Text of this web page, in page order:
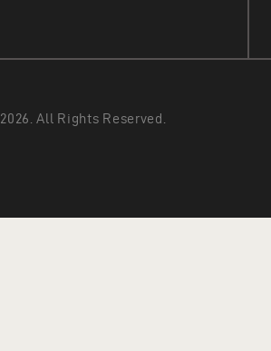
2026. All Rights Reserved.